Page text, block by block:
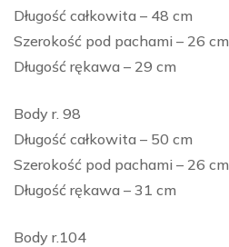
Długość całkowita – 48 cm
Szerokość pod pachami – 26 cm
Długość rękawa – 29 cm
Body r. 98
Długość całkowita – 50 cm
Szerokość pod pachami – 26 cm
Długość rękawa – 31 cm
Body r.104